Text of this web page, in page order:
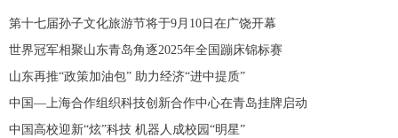
第十七届孙子文化旅游节将于9月10日在广饶开幕
世界冠军相聚山东青岛角逐2025年全国蹦床锦标赛
山东再推“政策加油包” 助力经济“进中提质”
中国—上海合作组织科技创新合作中心在青岛挂牌启动
中国高校迎新“炫”科技 机器人成校园“明星”